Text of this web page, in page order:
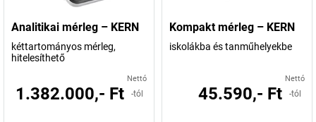
Analitikai mérleg – KERN
kéttartományos mérleg,
hitelesíthető
Nettó
1.382.000,- Ft -tól
Kompakt mérleg – KERN
iskolákba és tanműhelyekbe
Nettó
45.590,- Ft -tól